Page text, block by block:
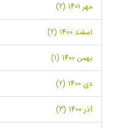
مهر 1401 (2)
اسفند 1400 (2)
بهمن 1400 (1)
دی 1400 (2)
آذر 1400 (3)